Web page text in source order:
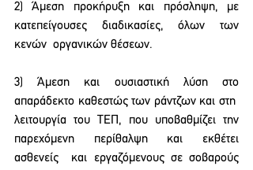
2) Άμεση προκήρυξη και πρόσληψη, με
κατεπείγουσες διαδικασίες, όλων των
κενών  οργανικών θέσεων.
3) Άμεση και ουσιαστική λύση στο
απαράδεκτο καθεστώς των ράντζων και στη
λειτουργία του ΤΕΠ, που υποβαθμίζει την
παρεχόμενη περίθαλψη και εκθέτει
ασθενείς  και εργαζόμενους σε σοβαρούς